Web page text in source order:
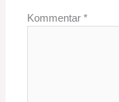
Kommentar*